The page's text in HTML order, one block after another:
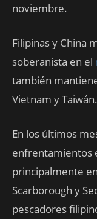
noviembre.
Filipinas y China
soberanista en el
también
Vietnam y Taiwán.
En los últimos
enfrentamientos
principalmente
Scarborough y
pescadores